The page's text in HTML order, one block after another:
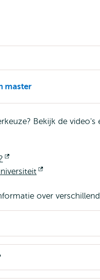
master
Bekijk de
extern
over